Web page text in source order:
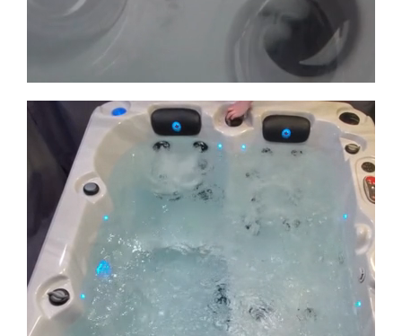
Un massage sur mesure
Pour une relaxation qui vous ressemble, le spa
Montréal permet une personnalisation totale de
votre séance. Grâce à sesjets réglables
individuellement
, vous avez le contrôle absolu.